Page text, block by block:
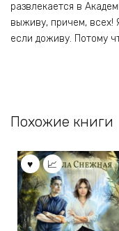
развлекается в
выживу, причем, всех!
если доживу. Потому
Похожие книги